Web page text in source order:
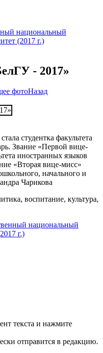
национальный
(2017 г.)
- 2017»
Назад
студентка факультета
Звание «Первой вице-
иностранных языков
«Вторая вице-мисс»
начального и
Чарикова
воспитание, культура,
национальный
г.)
текста и нажмите
отправится в редакцию.